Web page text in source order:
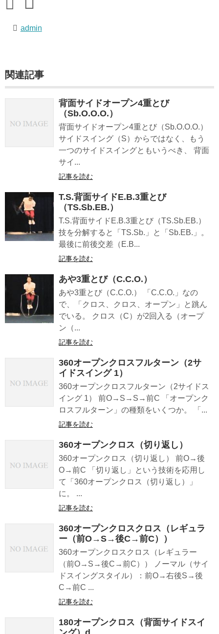
admin
関連記事
背面サイドオープン4重とび
（Sb.O.O.O.）
背面サイドオープン4重とび（Sb.O.O.O.）
サイドスイング（S）からではなく、もう
一つのサイドスイングともいうべき、 背面
サイ...
記事を読む
T.S.背面サイドE.B.3重とび
（TS.Sb.EB.）
T.S.背面サイドE.B.3重とび（TS.Sb.EB.）
技を分解すると「TS.Sb.」と「Sb.EB.」。
最後に前後交差（E.B...
記事を読む
あや3重とび（C.C.O.）
あや3重とび（C.C.O.） 「C.C.O.」なの
で、「クロス、クロス、オープン」と跳ん
でいる。 クロス（C）が2回入る（オープ
ン（...
記事を読む
360オープンクロスフルターン（2サ
イドスイング 1）
360オープンクロスフルターン（2サイドス
イング 1） 前O→S→S→前C 「オープンク
ロスフルターン」の種類をいくつか。 「...
記事を読む
360オープンクロス（切り返し）
360オープンクロス（切り返し） 前O→後
O→前C 「切り返し」という技術を応用し
て「360オープンクロス（切り返し）」
に。 ...
記事を読む
360オープンクロスクロス（レギュラ
ー（前O→S→後C→前C））
360オープンクロスクロス（レギュラー
（前O→S→後C→前C）） ノーマル（サイ
ドスイングスタイル）：前O→右後S→後
C→前C ...
記事を読む
180オープンクロス（背面サイドスイ